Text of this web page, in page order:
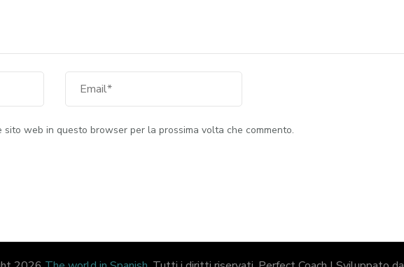
sito web in questo browser per la prossima volta che commento.